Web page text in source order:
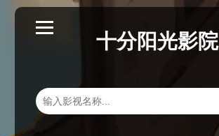
十分阳光影院